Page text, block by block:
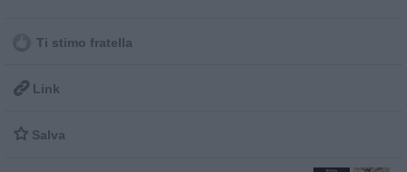
Ti stimo fratella
 Link
 Salva